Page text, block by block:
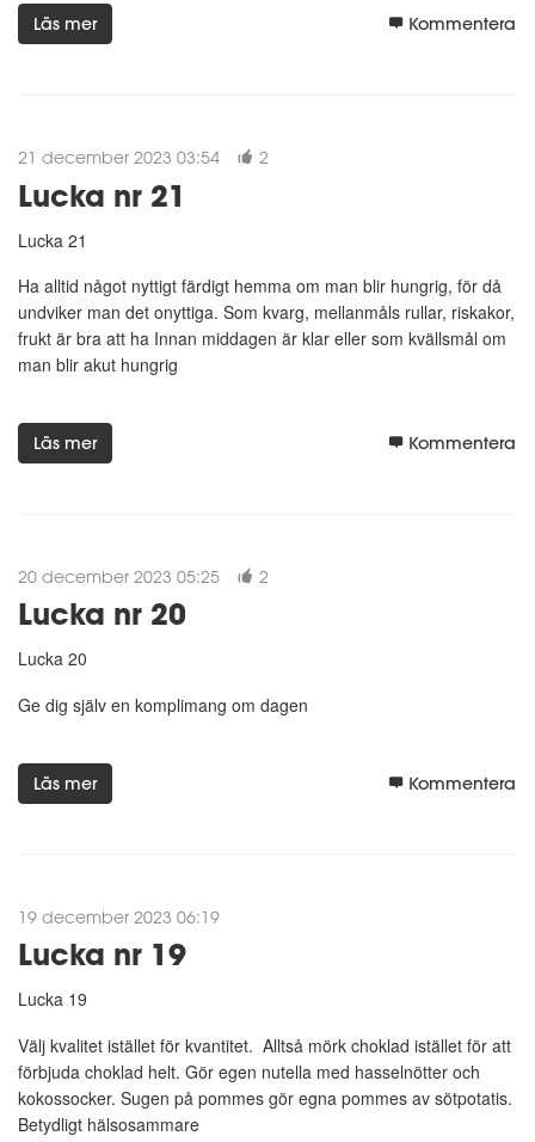
Läs mer Kommentera
21 december 2023 03:54 2
Lucka nr 21
Lucka 21
Ha alltid något nyttigt färdigt hemma om man blir hungrig, för då
undviker man det onyttiga. Som kvarg, mellanmåls rullar, riskakor,
frukt är bra att ha Innan middagen är klar eller som kvällsmål om
man blir akut hungrig
Läs mer Kommentera
20 december 2023 05:25 2
Lucka nr 20
Lucka 20
Ge dig själv en komplimang om dagen
Läs mer Kommentera
19 december 2023 06:19
Lucka nr 19
Lucka 19
Välj kvalitet istället för kvantitet. Alltså mörk choklad istället för att
förbjuda choklad helt. Gör egen nutella med hasselnötter och
kokossocker. Sugen på pommes gör egna pommes av sötpotatis.
Betydligt hälsosammare